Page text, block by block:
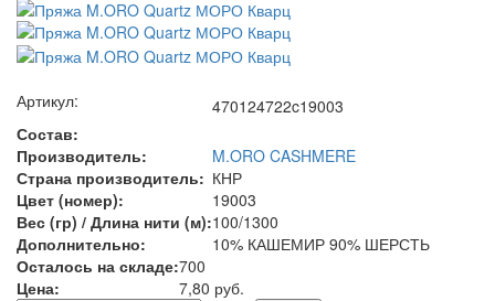
Артикул:
470124722c19003
Состав:
Производитель:
M.ORO CASHMERE
Страна производитель: КНР
Цвет (номер):
19003
Вес (гр) / Длина нити (м):100/1300
Дополнительно:
10% КАШЕМИР 90% ШЕРСТЬ
Осталось на складе:700
Цена:
7,80 руб.